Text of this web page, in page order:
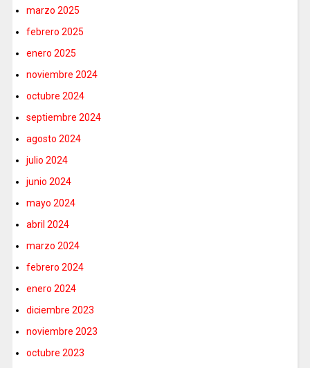
marzo 2025
febrero 2025
enero 2025
noviembre 2024
octubre 2024
septiembre 2024
agosto 2024
julio 2024
junio 2024
mayo 2024
abril 2024
marzo 2024
febrero 2024
enero 2024
diciembre 2023
noviembre 2023
octubre 2023